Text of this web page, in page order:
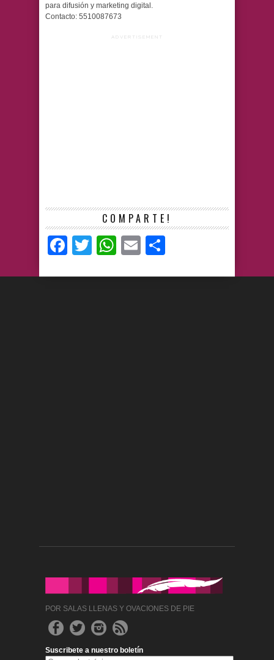
para difusión y marketing digital.
Contacto: 5510087673
ADVERTISEMENT
COMPARTE!
Facebook
TwitterWhatsApp
Email
POR SALAS LLENAS Y OVACIONES DE PIE
Suscribete a nuestro boletín